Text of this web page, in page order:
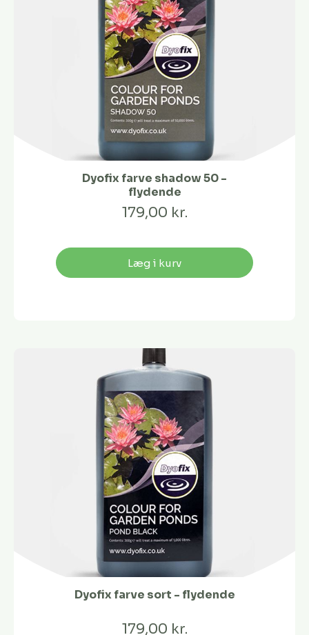
Dyofix farve shadow 50 -
flydende
179,00 kr.
Læg i kurv
Dyofix farve sort - flydende
179,00 kr.